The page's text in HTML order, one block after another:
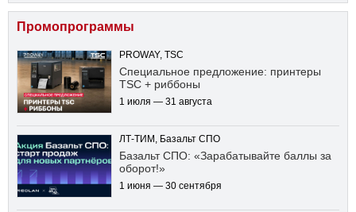
Промопрограммы
PROWAY, TSC
Специальное предложение: принтеры
TSC + риббоны
1 июля — 31 августа
ЛТ-ТИМ, Базальт СПО
Базальт СПО: «Зарабатывайте баллы за
оборот!»
1 июня — 30 сентября